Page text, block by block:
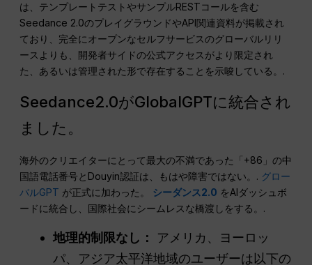
は、テンプレートテストやサンプルRESTコールを含む
Seedance 2.0のプレイグラウンドやAPI関連資料が掲載され
ており、完全にオープンなセルフサービスのグローバルリリ
ースよりも、開発者サイドの公式アクセスがより限定され
た、あるいは管理された形で存在することを示唆している。.
Seedance2.0がGlobalGPTに統合され
ました。
海外のクリエイターにとって最大の不満であった「+86」の中
国語電話番号とDouyin認証は、もはや障害ではない。. グロー
バルGPT が正式に加わった。 シーダンス2.0 をAIダッシュボ
ードに統合し、国際社会にシームレスな橋渡しをする。.
地理的制限なし：
アメリカ、ヨーロッ
パ、アジア太平洋地域のユーザーは以下の